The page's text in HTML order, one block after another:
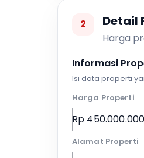
2 Detail
Harga
Informasi
Isi data properti
Harga Properti
Alamat Properti